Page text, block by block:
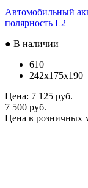
Автомобильный
полярность L2
● В наличии
610
242x175x190
Цена: 7 125 руб.
7 500 руб.
Цена в розничных